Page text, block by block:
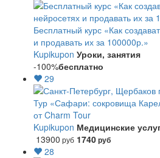
Бесплатный курс «Как
и продавать их за 100000р.»
Kupikupon Уроки, занятия
-100%бесплатно
29
Тур «Сафари: сокровища
от Charm Tour
Kupikupon Медицинские
13900 руб 1740руб
28